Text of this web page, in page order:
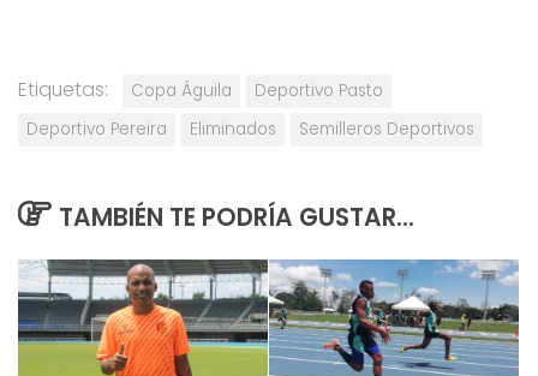
Etiquetas: Copa Águila
Deportivo Pasto
Deportivo Pereira
Eliminados Semilleros Deportivos
TAMBIÉN TE PODRÍA GUSTAR...